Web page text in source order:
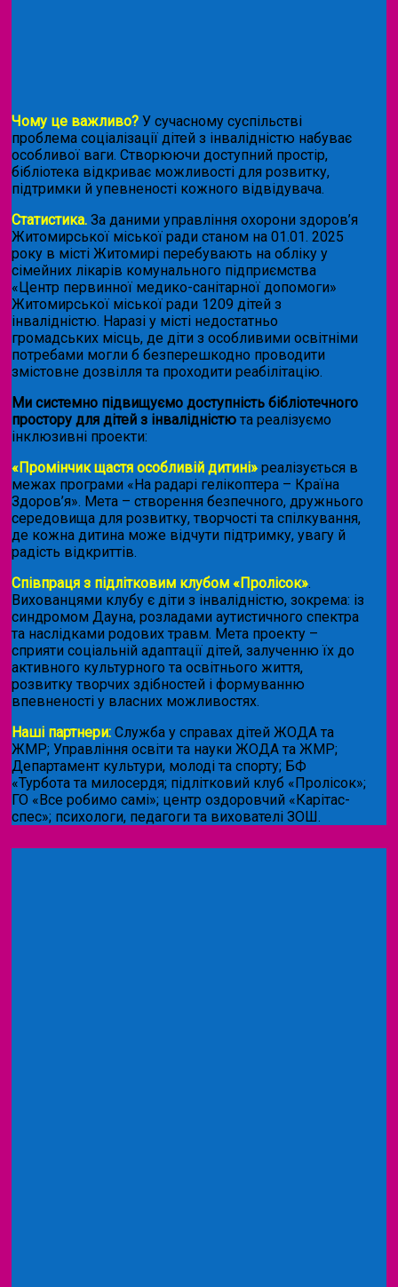
Чому це важливо? У сучасному суспільстві
проблема соціалізації дітей з інвалідністю набуває
особливої ваги. Створюючи доступний простір,
бібліотека відкриває можливості для розвитку,
підтримки й упевненості кожного відвідувача.
Статистика. За даними управління охорони здоров’я
Житомирської міської ради станом на 01.01. 2025
року в місті Житомирі перебувають на обліку у
сімейних лікарів комунального підприємства
«Центр первинної медико-санітарної допомоги»
Житомирської міської ради 1209 дітей з
інвалідністю. Наразі у місті недостатньо
громадських місць, де діти з особливими освітніми
потребами могли б безперешкодно проводити
змістовне дозвілля та проходити реабілітацію.
Ми системно підвищуємо доступність бібліотечного
простору для дітей з інвалідністю та реалізуємо
інклюзивні проекти:
«Промінчик щастя особливій дитині» реалізується в
межах програми «На радарі гелікоптера – Країна
Здоров’я». Мета – створення безпечного, дружнього
середовища для розвитку, творчості та спілкування,
де кожна дитина може відчути підтримку, увагу й
радість відкриттів.
Співпраця з підлітковим клубом «Пролісок».
Вихованцями клубу є діти з інвалідністю, зокрема: із
синдромом Дауна, розладами аутистичного спектра
та наслідками родових травм. Мета проекту –
сприяти соціальній адаптації дітей, залученню їх до
активного культурного та освітнього життя,
розвитку творчих здібностей і формуванню
впевненості у власних можливостях.
Наші партнери: Служба у справах дітей ЖОДА та
ЖМР; Управління освіти та науки ЖОДА та ЖМР;
Департамент культури, молоді та спорту; БФ
«Турбота та милосердя; підлітковий клуб «Пролісок»;
ГО «Все робимо самі»; центр оздоровчий «Карітас-
спес»; психологи, педагоги та вихователі ЗОШ.